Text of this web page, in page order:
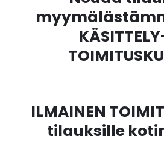
ILMAINEN
tilauksille